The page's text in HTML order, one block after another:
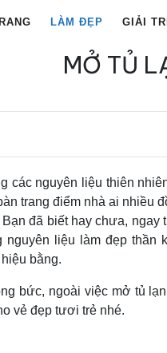
LÀM ĐẸP GIẢI TRÍ
MỞ TỦ
các nguyên liệu thiên
trang điểm nhà ai nhiều
đã biết hay chưa,
liệu làm đẹp thần
bằng.
bức, ngoài việc mở tủ
vẻ đẹp tươi trẻ nhé.